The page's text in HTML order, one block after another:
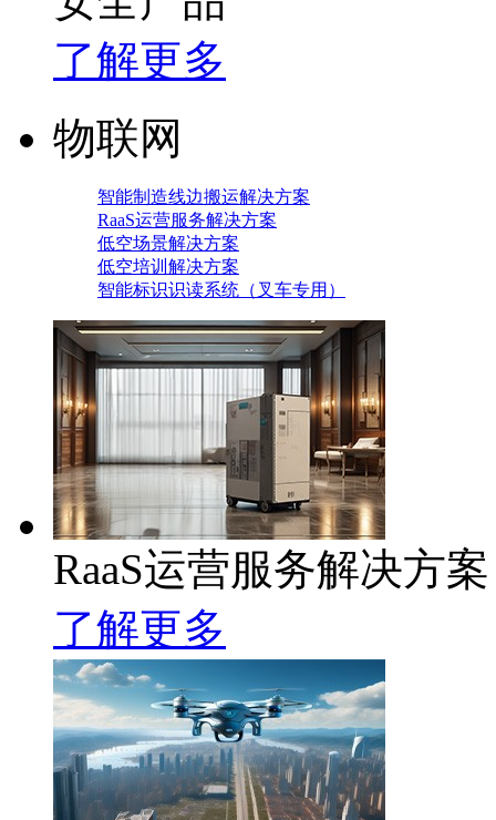
了解更多
物联网
智能制造线边搬运解决方案
RaaS运营服务解决方案
低空场景解决方案
低空培训解决方案
智能标识识读系统（叉车专用）
RaaS运营服务解决方案
了解更多